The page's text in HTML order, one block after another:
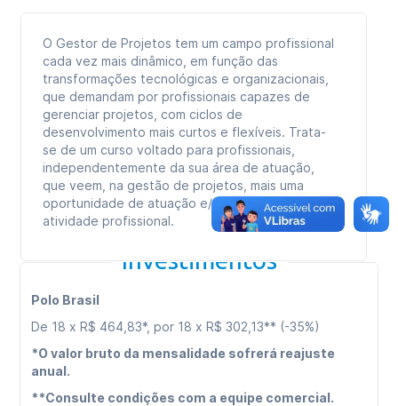
O Gestor de Projetos tem um campo profissional
cada vez mais dinâmico, em função das
transformações tecnológicas e organizacionais,
que demandam por profissionais capazes de
gerenciar projetos, com ciclos de
desenvolvimento mais curtos e flexíveis. Trata-
se de um curso voltado para profissionais,
independentemente da sua área de atuação,
que veem, na gestão de projetos, mais uma
oportunidade de atuação e/ou ampliação da sua
atividade profissional.
Investimentos
Polo Brasil
De 18 x R$ 464,83*, por 18 x R$ 302,13** (-35%)
*O valor bruto da mensalidade sofrerá reajuste
anual.
**Consulte condições com a equipe comercial.